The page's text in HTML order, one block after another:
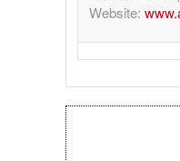
Website: